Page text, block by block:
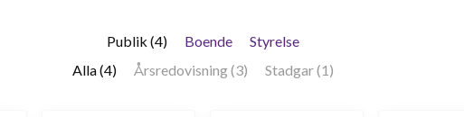
Publik (4) Boende
Styrelse
Alla (4)
Årsredovisning (3) Stadgar (1)